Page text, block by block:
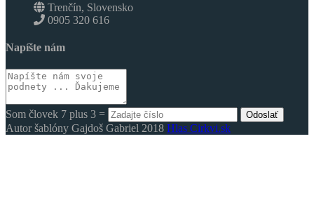
Trenčín, Slovensko
0905 320 616
Napíšte nám
Som človek 7 plus 3 = Odoslať
Autor šablóny Gajdoš Gabriel 2018 Hlas Cirkvi.sk